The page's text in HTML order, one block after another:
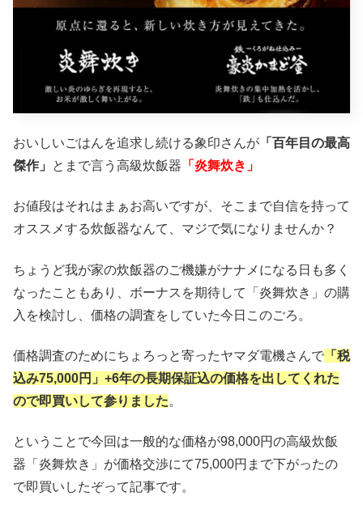
おいしいごはんを追求し続ける象印さんが 「百年目の最高
傑作」
とまで言う高級炊飯器 「炎舞炊き」
お値段はそれはまぁお高いですが、そこまで自信を持って
オススメする炊飯器なんて、マジで気になりませんか？
ちょうど我が家の炊飯器のご機嫌がナナメになる日も多く
なったこともあり、ボーナスを期待して「炎舞炊き」の購
入を検討し、価格の調査をしていた今日このごろ。
価格調査のためにちょろっと寄ったヤマダ電機さんで 「税
込み75,000円」+6年の長期保証込の価格を出してくれた
ので即買いして参りました。
ということで今回は一般的な価格が98,000円の高級炊飯
器「炎舞炊き」が価格交渉にて75,000円まで下がったの
で即買いしたぞって記事です。